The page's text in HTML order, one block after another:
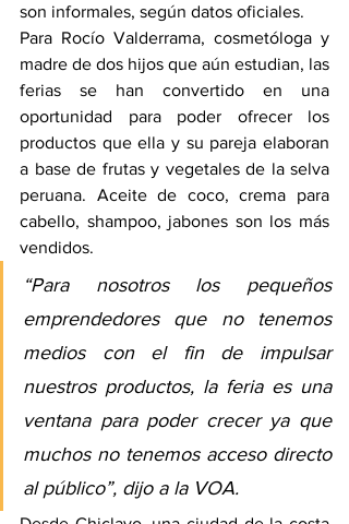
son informales, según datos oficiales.
Para Rocío Valderrama, cosmetóloga y
madre de dos hijos que aún estudian, las
ferias se han convertido en una
oportunidad para poder ofrecer los
productos que ella y su pareja elaboran
a base de frutas y vegetales de la selva
peruana. Aceite de coco, crema para
cabello, shampoo, jabones son los más
vendidos.
“Para nosotros los pequeños
emprendedores que no tenemos
medios con el fin de impulsar
nuestros productos, la feria es una
ventana para poder crecer ya que
muchos no tenemos acceso directo
al público”, dijo a la VOA.